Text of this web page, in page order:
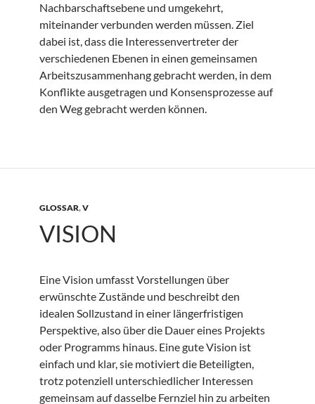
Nachbarschaftsebene und umgekehrt,
miteinander verbunden werden müssen. Ziel
dabei ist, dass die Interessenvertreter der
verschiedenen Ebenen in einen gemeinsamen
Arbeitszusammenhang gebracht werden, in dem
Konflikte ausgetragen und Konsensprozesse auf
den Weg gebracht werden können.
GLOSSAR,V
VISION
Eine Vision umfasst Vorstellungen über
erwünschte Zustände und beschreibt den
idealen Sollzustand in einer längerfristigen
Perspektive, also über die Dauer eines Projekts
oder Programms hinaus. Eine gute Vision ist
einfach und klar, sie motiviert die Beteiligten,
trotz potenziell unterschiedlicher Interessen
gemeinsam auf dasselbe Fernziel hin zu arbeiten